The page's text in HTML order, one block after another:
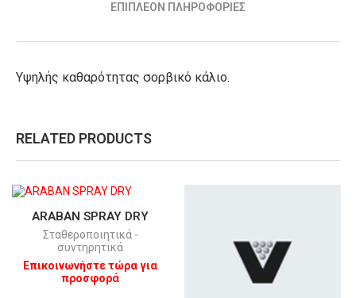
ΕΠΙΠΛΈΟΝ ΠΛΗΡΟΦΟΡΊΕΣ
Υψηλής καθαρότητας σορβικό κάλιο.
RELATED PRODUCTS
ARABAN SPRAY DRY
Σταθεροποιητικά -
συντηρητικά
Επικοινωνήστε τώρα για
προσφορά